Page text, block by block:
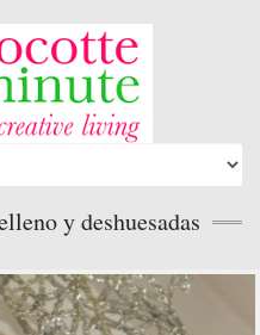
y deshuesadas